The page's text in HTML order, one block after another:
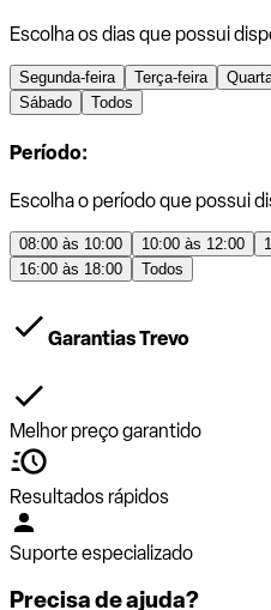
Escolha os dias que possui
Segunda-feira Terça-feira
Sábado
Todos
Período:
Escolha o período que possui
08:00 às 10:00 10:00 às 12:00
16:00 às 18:00
Todos
Garantias Trevo
Melhor preço garantido
Resultados rápidos
Suporte especializado
Precisa de ajuda?